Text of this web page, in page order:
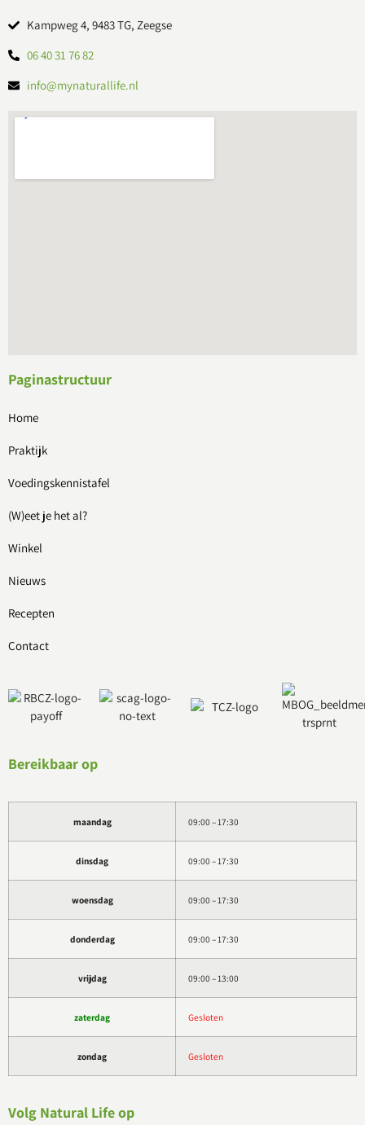
Kampweg 4, 9483 TG, Zeegse
06 40 31 76 82
info@mynaturallife.nl
Paginastructuur
Home
Praktijk
Voedingskennistafel
(W)eet je het al?
Winkel
Nieuws
Recepten
Contact
Bereikbaar op
maandag 09:00 – 17:30
dinsdag 09:00 – 17:30
woensdag 09:00 – 17:30
donderdag 09:00 – 17:30
vrijdag 09:00 – 13:00
zaterdag Gesloten
zondag Gesloten
Volg Natural Life op